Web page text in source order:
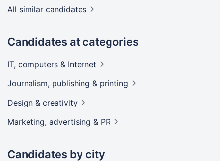
All similar candidates
Candidates at categories
IT, computers & Internet
Journalism, publishing & printing
Design & creativity
Marketing, advertising & PR
Candidates by city